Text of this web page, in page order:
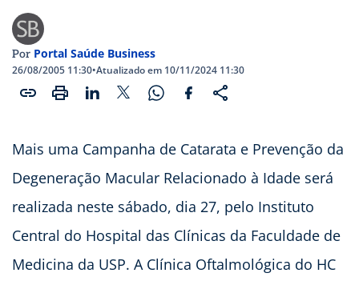
Por Portal Saúde Business
26/08/2005 11:30•Atualizado em 10/11/2024 11:30
Mais uma Campanha de Catarata e Prevenção da
Degeneração Macular Relacionado à Idade será
realizada neste sábado, dia 27, pelo Instituto
Central do Hospital das Clínicas da Faculdade de
Medicina da USP. A Clínica Oftalmológica do HC